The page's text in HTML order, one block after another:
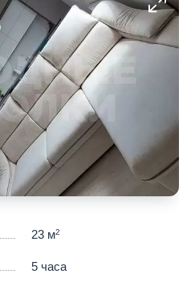
23 м2
5 часа